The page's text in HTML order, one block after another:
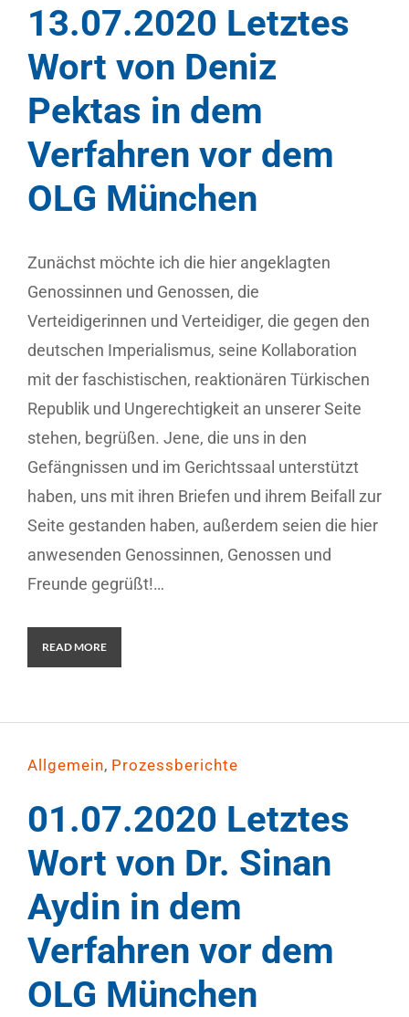
13.07.2020 Letztes
Wort von Deniz
Pektas in dem
Verfahren vor dem
OLG München
Zunächst möchte ich die hier angeklagten
Genossinnen und Genossen, die
Verteidigerinnen und Verteidiger, die gegen den
deutschen Imperialismus, seine Kollaboration
mit der faschistischen, reaktionären Türkischen
Republik und Ungerechtigkeit an unserer Seite
stehen, begrüßen. Jene, die uns in den
Gefängnissen und im Gerichtssaal unterstützt
haben, uns mit ihren Briefen und ihrem Beifall zur
Seite gestanden haben, außerdem seien die hier
anwesenden Genossinnen, Genossen und
Freunde gegrüßt!…
READ MORE
Allgemein, Prozessberichte
01.07.2020 Letztes
Wort von Dr. Sinan
Aydin in dem
Verfahren vor dem
OLG München